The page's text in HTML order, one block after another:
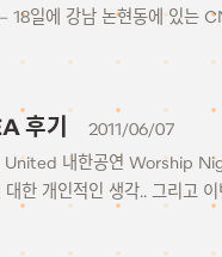
18일에 강남 논현동에 있는
후기
2011/06/07
United 내한공연 Worship
한 개인적인 생각.. 그리고